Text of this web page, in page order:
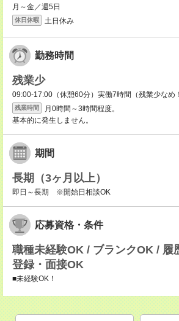
月～金／週5日
休日休暇 土日休み
勤務時間
残業少
09:00-17:00（休憩60分）実働7時間（残業少なめ
残業時間
月0時間～3時間程度。
基本的に発生しません。
期間
長期（3ヶ月以上）
即日～長期 ※開始日相談OK
応募資格・条件
職種未経験OK / ブランクOK / 履
登録・面接OK
■未経験OK！